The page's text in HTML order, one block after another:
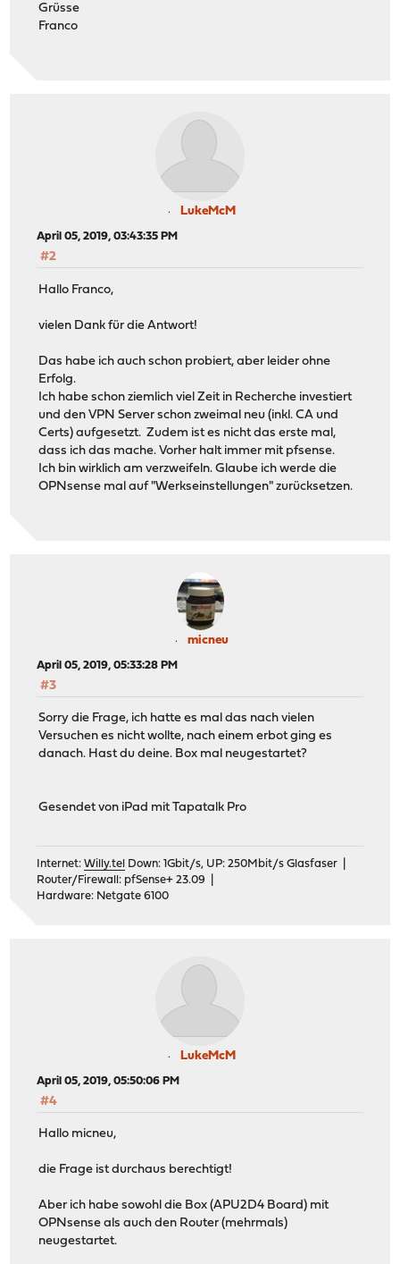
Grüsse
Franco
LukeMcM
April 05, 2019, 03:43:35 PM
#2
Hallo Franco,
vielen Dank für die Antwort!
Das habe ich auch schon probiert, aber leider ohne
Erfolg.
Ich habe schon ziemlich viel Zeit in Recherche investiert
und den VPN Server schon zweimal neu (inkl. CA und
Certs) aufgesetzt. Zudem ist es nicht das erste mal,
dass ich das mache. Vorher halt immer mit pfsense.
Ich bin wirklich am verzweifeln. Glaube ich werde die
OPNsense mal auf "Werkseinstellungen" zurücksetzen.
micneu
April 05, 2019, 05:33:28 PM
#3
Sorry die Frage, ich hatte es mal das nach vielen
Versuchen es nicht wollte, nach einem erbot ging es
danach. Hast du deine. Box mal neugestartet?
Gesendet von iPad mit Tapatalk Pro
Internet:Willy.tel
Down: 1Gbit/s, UP: 250Mbit/s Glasfaser |
Router/Firewall: pfSense+ 23.09 |
Hardware: Netgate 6100
LukeMcM
April 05, 2019, 05:50:06 PM
#4
Hallo micneu,
die Frage ist durchaus berechtigt!
Aber ich habe sowohl die Box (APU2D4 Board) mit
OPNsense als auch den Router (mehrmals)
neugestartet.